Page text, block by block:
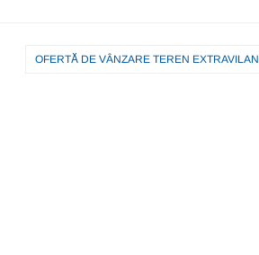
OFERTĂ DE VÂNZARE TEREN